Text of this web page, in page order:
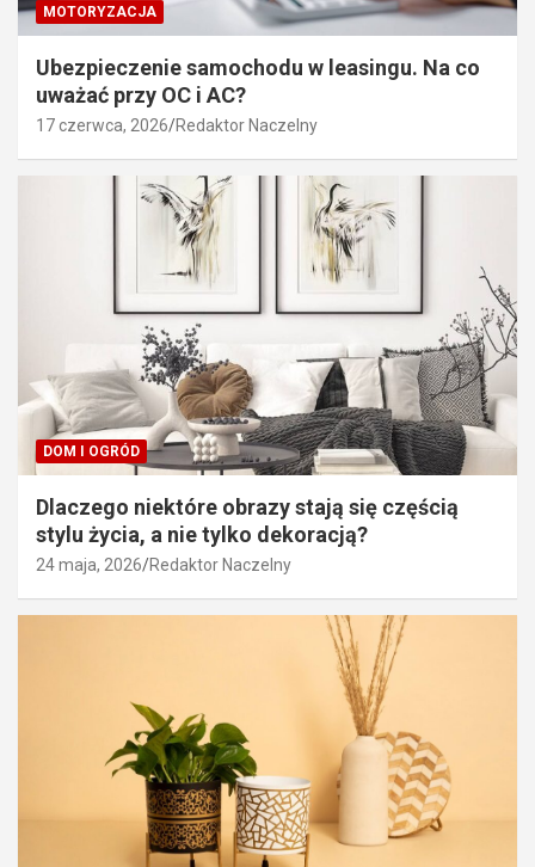
MOTORYZACJA
Ubezpieczenie samochodu w leasingu. Na co
uważać przy OC i AC?
17 czerwca, 2026 Redaktor Naczelny
DOM I OGRÓD
Dlaczego niektóre obrazy stają się częścią
stylu życia, a nie tylko dekoracją?
24 maja, 2026 Redaktor Naczelny